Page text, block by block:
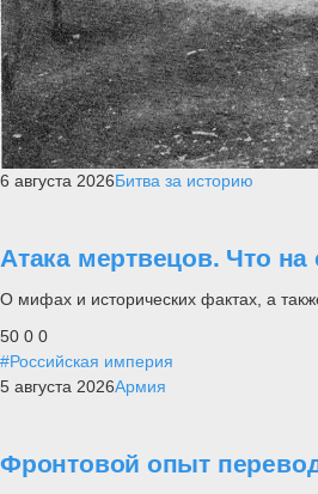
6 августа 2026Битва за историю
Атака мертвецов. Что
О мифах и исторических фактах, а
50 0 0
#Российская империя
5 августа 2026Армия
Фронтовой опыт